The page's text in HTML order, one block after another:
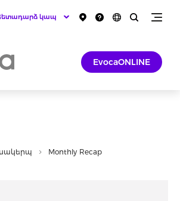
կապ
EvocaONLINE
Monthly Recap